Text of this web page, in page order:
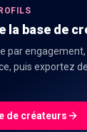
la base de
par
puis exportez
de créateurs